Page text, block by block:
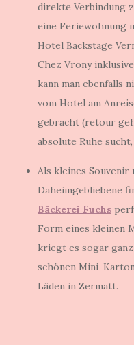
direkte Verbindung
eine Feriewohnung
Hotel Backstage
Chez Vrony
kann man ebenfalls
vom Hotel am
gebracht (retour
absolute Ruhe
Als kleines
Daheimgebliebene
Bäckerei Fuchs
Form eines kleinen
kriegt es sogar
schönen Mini-
Läden in Zermatt.